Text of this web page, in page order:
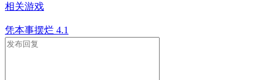
相关游戏
凭本事摆烂 4.1